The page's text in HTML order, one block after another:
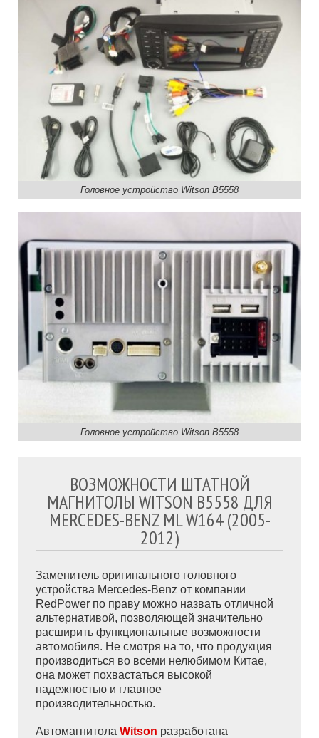
Головное устройство Witson B5558
Головное устройство Witson B5558
ВОЗМОЖНОСТИ ШТАТНОЙ
МАГНИТОЛЫ WITSON B5558 ДЛЯ
MERCEDES-BENZ ML W164 (2005-
2012)
Заменитель оригинального головного
устройства Mercedes-Benz от компании
RedPower по праву можно назвать отличной
альтернативой, позволяющей значительно
расширить функциональные возможности
автомобиля. Не смотря на то, что продукция
производиться во всеми нелюбимом Китае,
она может похвастаться высокой
надежностью и главное
производительностью.
Автомагнитола Witson разработана